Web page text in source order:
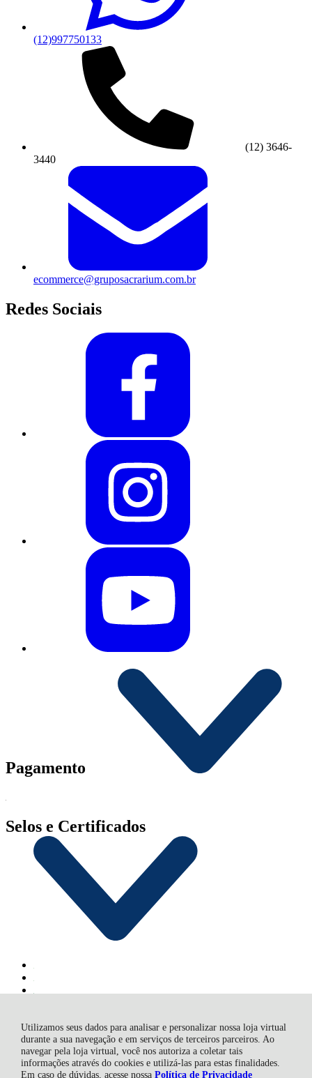
Utilizamos seus dados para analisar e personalizar nossa loja virtual
durante a sua navegação e em serviços de terceiros parceiros. Ao
navegar pela loja virtual, você nos autoriza a coletar tais
informações através do cookies e utilizá-las para estas finalidades.
Em caso de dúvidas, acesse nossa Política de Privacidade
(12)997750133
(12) 3646-
3440
ecommerce@gruposacrarium.com.br
Redes Sociais
Pagamento
Selos e Certificados
SACRARIUM INDUSTRIA E COMERCIO DE VELAS LTDA,
Rua João Batista de Souza - 2804 - Veloso - 12582-150 - Roseira -